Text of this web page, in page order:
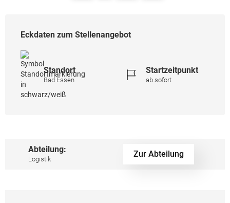
Eckdaten zum Stellenangebot
Standort
Bad Essen
Startzeitpunkt
ab sofort
Abteilung:
Logistik
Zur Abteilung